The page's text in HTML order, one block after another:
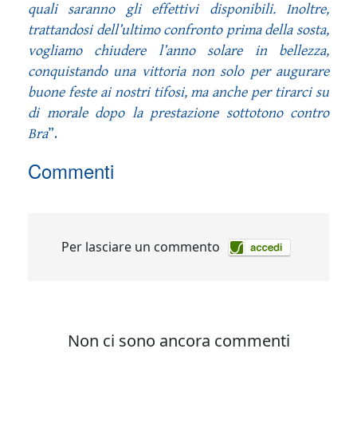
quali saranno gli effettivi disponibili. Inoltre,
trattandosi dell’ultimo confronto prima della sosta,
vogliamo chiudere l’anno solare in bellezza,
conquistando una vittoria non solo per augurare
buone feste ai nostri tifosi, ma anche per tirarci su
di morale dopo la prestazione sottotono contro
Bra”.
Commenti